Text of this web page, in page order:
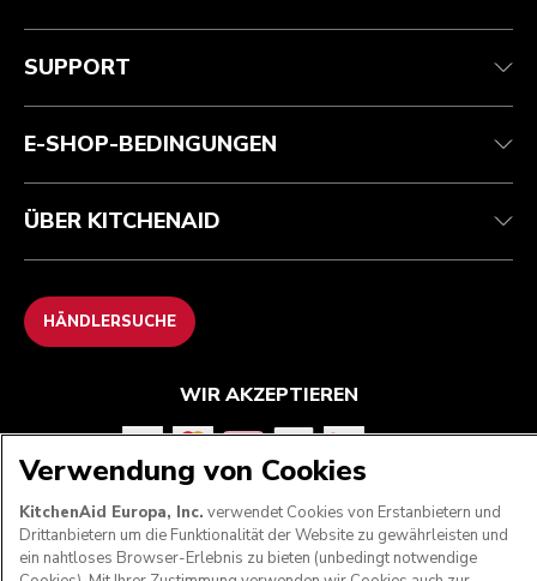
Kundenservice
Garantie und Dokumente
Kontaktieren Sie uns.
Teilnahmebedingungen
Rückgaben und Erstattungen
Impressum
ODR
Die Marke
Händlersuche
SUPPORT
E-SHOP-BEDINGUNGEN
ÜBER KITCHENAID
HÄNDLERSUCHE
WIR AKZEPTIEREN
FOLGEN SIE UNS
Verwendung von Cookies
KitchenAid Europa, Inc. verwendet Cookies von Erstanbietern und
Drittanbietern um die Funktionalität der Website zu gewährleisten und
ein nahtloses Browser-Erlebnis zu bieten (unbedingt notwendige